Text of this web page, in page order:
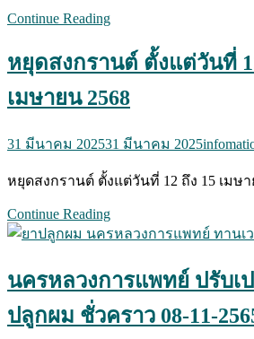
Continue Reading
หยุดสงกรานต์ ตั้งแต่วันที่
เมษายน 2568
31 มีนาคม 202531 มีนาคม 2025
หยุดสงกรานต์ ตั้งแต่วันที่ 12 ถึง 15 เมษ
Continue Reading
นครหลวงการแพทย์ ปรับเ
ปลูกผม ชั่วคราว 08-11-